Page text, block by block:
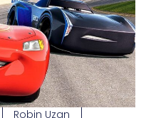
Robin Uzan